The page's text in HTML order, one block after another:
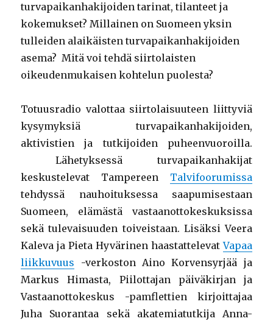
turvapaikanhakijoiden tarinat, tilanteet ja
kokemukset? Millainen on Suomeen yksin
tulleiden alaikäisten turvapaikanhakijoiden
asema? Mitä voi tehdä siirtolaisten
oikeudenmukaisen kohtelun puolesta?
Totuusradio valottaa siirtolaisuuteen liittyviä
kysymyksiä turvapaikanhakijoiden,
aktivistien ja tutkijoiden puheenvuoroilla.
Lähetyksessä turvapaikanhakijat
keskustelevat Tampereen Talvifoorumissa
tehdyssä nauhoituksessa saapumisestaan
Suomeen, elämästä vastaanottokeskuksissa
sekä tulevaisuuden toiveistaan. Lisäksi Veera
Kaleva ja Pieta Hyvärinen haastattelevatVapaa
liikkuvuus -verkoston Aino Korvensyrjää ja
Markus Himasta, Piilottajan päiväkirjan ja
Vastaanottokeskus -pamflettien kirjoittajaa
Juha Suorantaa sekä akatemiatutkija Anna-